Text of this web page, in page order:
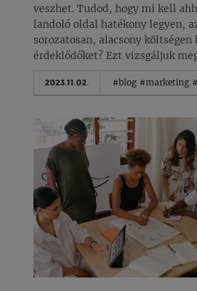
veszhet. Tudod, hogy mi kell
landoló oldal hatékony legyen,
sorozatosan, alacsony költségen
érdeklődőket? Ezt vizsgáljuk
2023.11.02. #blog #marketing